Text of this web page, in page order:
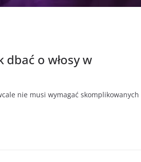
dbać o włosy w
nie musi wymagać skomplikowanych